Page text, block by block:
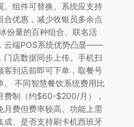
、组件可替换。系统应支持
优惠，减少收银员多余点
份量的百种组合、联名活
云端POS系统优势凸显——
门店数据同步上传。手机扫
客到店前即可下单，取餐号
不同智慧餐饮系统费用比
费制（约$60-$200/月），
月费但费率较高。功能上需
成、是否支持刷卡机西班牙